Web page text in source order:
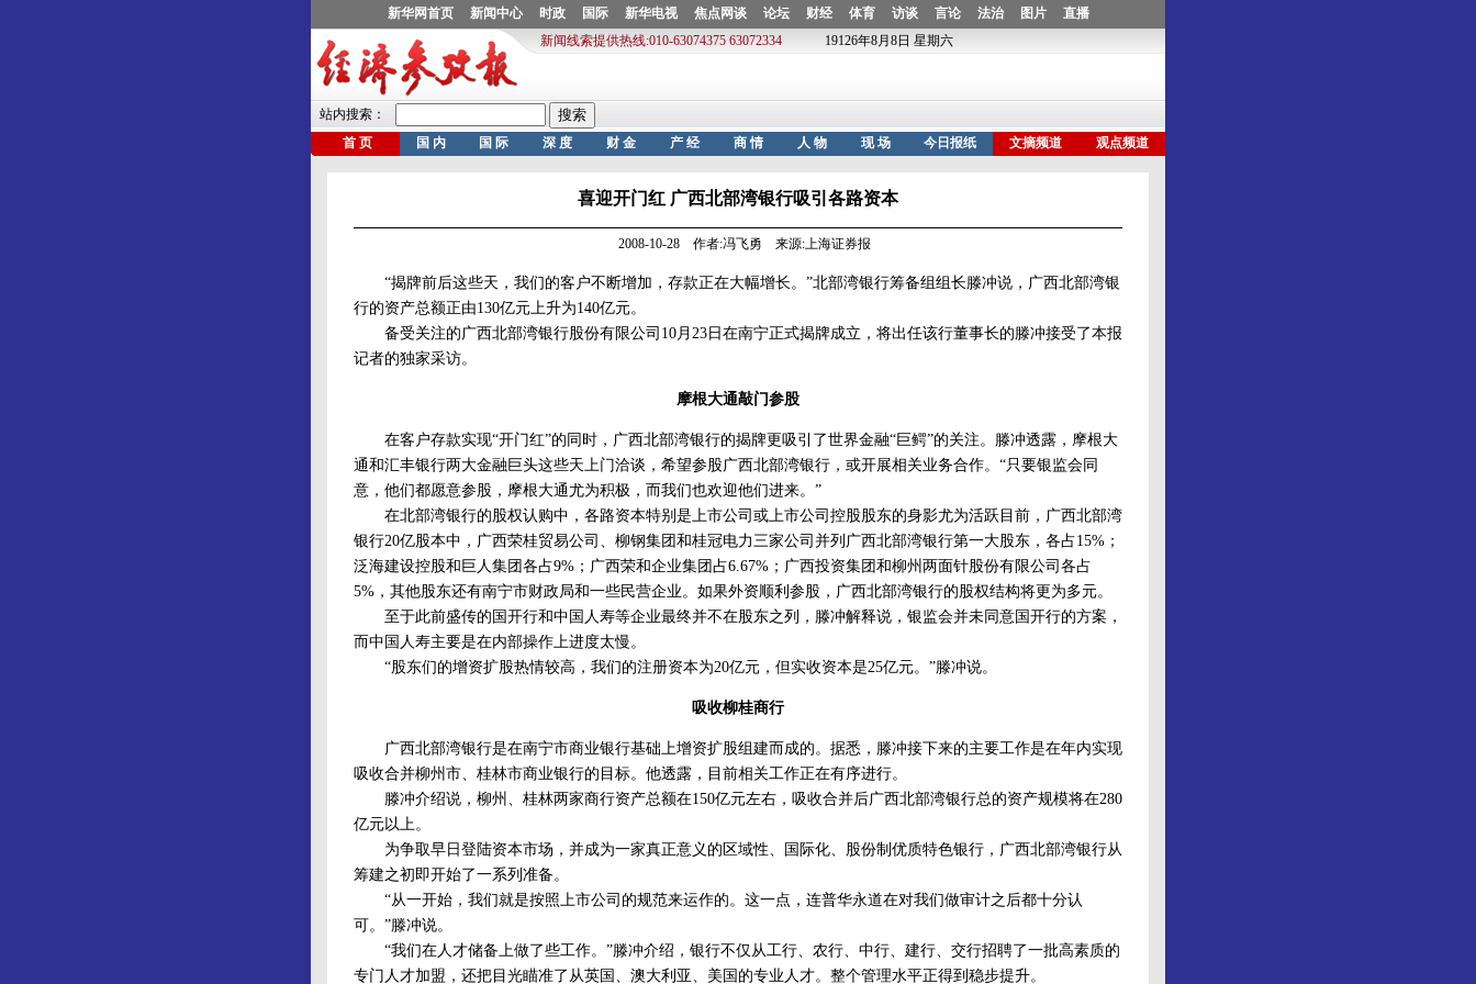
喜迎开门红 广西北部湾银行吸引各路资本
2008-10-28 作者:冯飞勇 来源:上海证券报
“揭牌前后这些天，我们的客户不断增加，存款正在大幅增长。”北部湾银行筹备组组长滕冲说，广西北部湾银
行的资产总额正由130亿元上升为140亿元。
备受关注的广西北部湾银行股份有限公司10月23日在南宁正式揭牌成立，将出任该行董事长的滕冲接受了本报
记者的独家采访。
摩根大通敲门参股
在客户存款实现“开门红”的同时，广西北部湾银行的揭牌更吸引了世界金融“巨鳄”的关注。滕冲透露，摩根大
通和汇丰银行两大金融巨头这些天上门洽谈，希望参股广西北部湾银行，或开展相关业务合作。“只要银监会同
意，他们都愿意参股，摩根大通尤为积极，而我们也欢迎他们进来。”
在北部湾银行的股权认购中，各路资本特别是上市公司或上市公司控股股东的身影尤为活跃目前，广西北部湾
银行20亿股本中，广西荣桂贸易公司、柳钢集团和桂冠电力三家公司并列广西北部湾银行第一大股东，各占15%；
泛海建设控股和巨人集团各占9%；广西荣和企业集团占6.67%；广西投资集团和柳州两面针股份有限公司各占
5%，其他股东还有南宁市财政局和一些民营企业。如果外资顺利参股，广西北部湾银行的股权结构将更为多元。
至于此前盛传的国开行和中国人寿等企业最终并不在股东之列，滕冲解释说，银监会并未同意国开行的方案，
而中国人寿主要是在内部操作上进度太慢。
“股东们的增资扩股热情较高，我们的注册资本为20亿元，但实收资本是25亿元。”滕冲说。
吸收柳桂商行
广西北部湾银行是在南宁市商业银行基础上增资扩股组建而成的。据悉，滕冲接下来的主要工作是在年内实现
吸收合并柳州市、桂林市商业银行的目标。他透露，目前相关工作正在有序进行。
滕冲介绍说，柳州、桂林两家商行资产总额在150亿元左右，吸收合并后广西北部湾银行总的资产规模将在280
亿元以上。
为争取早日登陆资本市场，并成为一家真正意义的区域性、国际化、股份制优质特色银行，广西北部湾银行从
筹建之初即开始了一系列准备。
“从一开始，我们就是按照上市公司的规范来运作的。这一点，连普华永道在对我们做审计之后都十分认
可。”滕冲说。
“我们在人才储备上做了些工作。”滕冲介绍，银行不仅从工行、农行、中行、建行、交行招聘了一批高素质的
专门人才加盟，还把目光瞄准了从英国、澳大利亚、美国的专业人才。整个管理水平正得到稳步提升。